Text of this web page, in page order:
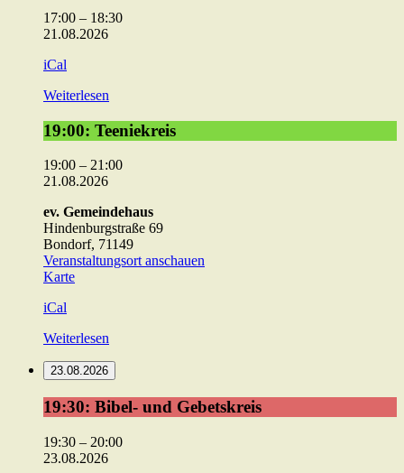
P.U.S.H
17:00 – 18:30
21.08.2026
iCal
Weiterlesen
19:00:
Teeniekreis
19:00: Teeniekreis
19:00 – 21:00
21.08.2026
ev. Gemeindehaus
Hindenburgstraße 69
Bondorf, 71149
Veranstaltungsort anschauen
Karteev.
iCal
Weiterlesen
23.08.2026
19:30:
Bibel-
und
Gebetskreis
19:30: Bibel- und Gebetskreis
19:30 – 20:00
23.08.2026